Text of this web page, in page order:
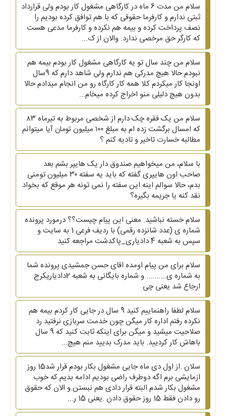
سلام من مدت 6 ماه در کارگاهی مشغول کار بودم ولی قرارداد
ثبتی ندارم و کارفرما حقوقی که با هم توافق کرده بودیم را
نصف پرداخت کرده و بیمه هم نکرده و کارفرما مدعی هست
که کارگر حق مرخصی ندارد. والان از ک...
سلام من چند سال تو یه کارگاهی مشغول کار بودم بیمه هم
نبودم حالا هیچ مدرکی هم ندارم ولی شاهد دارم که 9سال
اونجا کار میکردم کلا همه کار کارگاه رو من انجام میدادم حالا
بدون هیچ دلیلی منو اخراج کرده میخام...
سلام من یک فقره چک دارم از شخصی مربوط به تیرماه ۸۳
که امسال برگشت زده ام به مبلغ ۱۰۰ میلیون تومان آیا میتوانم
مطالبه خسارت تاخیر و تادیه کنم ؟
با سلام، من میخواهیم صندوق دار یک هایپر بشم بعد
صاحب اون هایپری گفته که باید یه سفته ۳۰ میلیون تومنی
بدم، حالا سوالم اینه این سفته را نمی تونه هر موقع که بخواد
نقد کنه یا جریمه بگیره؟
سلام خسته نباشید. معنی این پیام چیست؟؟ درمورد پرونده
شماره ی (عدد شانزده رقمی) با ردیف فرعی 1 به سایت و
سپس به شعبه 4 دادیاری_پاکدشت مراجعه کنید
سلام برای من پیام اومده اقای حسن جمشیدی پرونده شما
به شماره ی.......... و شماره بایگانی به شعبه 2دادیاریکرج
ارجاع شد یعنی چی
سلام لطفا راهنماییم کنید 9 سال در جایی کار کردم بیمه هم
نکرده رفتم اداره کار میگن چون خدمت سربازی نرفتید رد
صلاحیت میشید و میگن برای اینکه ثابت کنید که 9 سال
باهاش کار کردیید. باید مدرک بدیید منم هیچ...
سلان .از اول دی ماه جایی مشغول بکار بودم قرار شد15 روز
ازمایشی برم اگه دوطرف راضی بودیم ادامه بدیم.که خوب
مشغول بکار شدم.البته قرار دادی هم نبستن.و الان که حقوق
رو دادن فقط 15 روز حقوق دادن .یعنی 15 ر...